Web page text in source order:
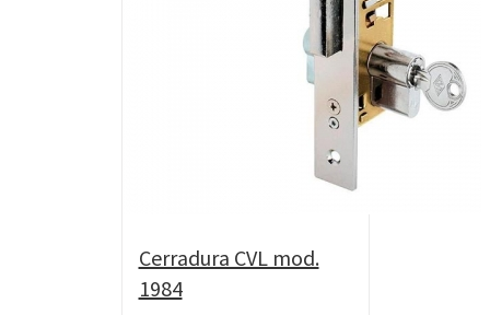
Cerradura CVL mod.
1984